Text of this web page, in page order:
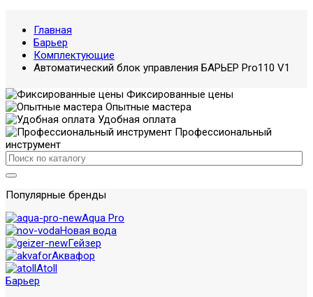
Главная
Барьер
Комплектующие
Автоматический блок управления БАРЬЕР Pro110 V1
Фиксированные цены
Опытные мастера
Удобная оплата
Профессиональный
инструмент
Популярные бренды
Aqua Pro
Новая вода
Гейзер
Аквафор
Atoll
Барьер